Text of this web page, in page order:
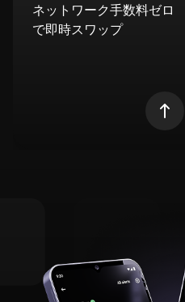
ネットワーク手数料ゼロ
で即時スワップ